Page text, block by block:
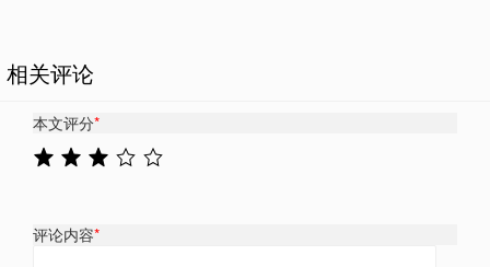
相关评论
本文评分*
评论内容*